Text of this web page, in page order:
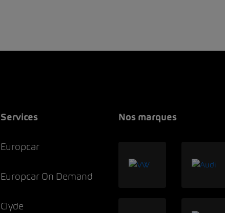
Services
Europcar
Europcar On Demand
Clyde
Nos marques